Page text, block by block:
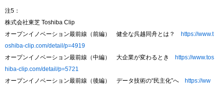
注5：
株式会社東芝 Toshiba Clip
オープンイノベーション最前線（前編） 健全な呉越同舟とは？ https://www.t
oshiba-clip.com/detail/p=4919
オープンイノベーション最前線（中編） 大企業が変わるとき https://www.tos
hiba-clip.com/detail/p=5721
オープンイノベーション最前線（後編） データ技術の“民主化”へ https://ww